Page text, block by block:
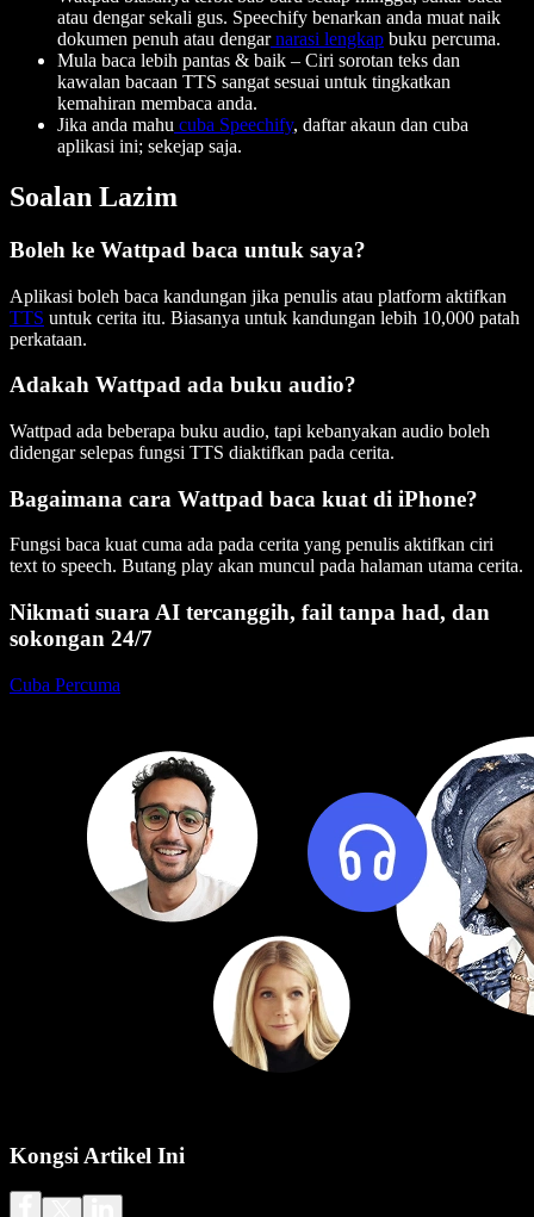
atau dengar sekali gus. Speechify benarkan anda muat naik
dokumen penuh atau dengarnarasi lengkap buku percuma.
Mula baca lebih pantas & baik – Ciri sorotan teks dan
kawalan bacaan TTS sangat sesuai untuk tingkatkan
kemahiran membaca anda.
Jika anda mahu cuba Speechify, daftar akaun dan cuba
aplikasi ini; sekejap saja.
Soalan Lazim
Boleh ke Wattpad baca untuk saya?
Aplikasi boleh baca kandungan jika penulis atau platform aktifkan
TTS untuk cerita itu. Biasanya untuk kandungan lebih 10,000 patah
perkataan.
Adakah Wattpad ada buku audio?
Wattpad ada beberapa buku audio, tapi kebanyakan audio boleh
didengar selepas fungsi TTS diaktifkan pada cerita.
Bagaimana cara Wattpad baca kuat di iPhone?
Fungsi baca kuat cuma ada pada cerita yang penulis aktifkan ciri
text to speech. Butang play akan muncul pada halaman utama cerita.
Nikmati suara AI tercanggih, fail tanpa had, dan
sokongan 24/7
Cuba Percuma
Kongsi Artikel Ini